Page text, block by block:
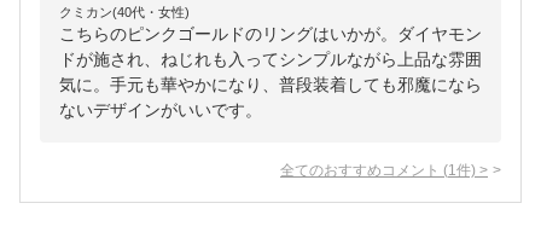
クミカン(40代・女性)
こちらのピンクゴールドのリングはいかが。ダイヤモン
ドが施され、ねじれも入ってシンプルながら上品な雰囲
気に。手元も華やかになり、普段装着しても邪魔になら
ないデザインがいいです。
全てのおすすめコメント (1 件) >